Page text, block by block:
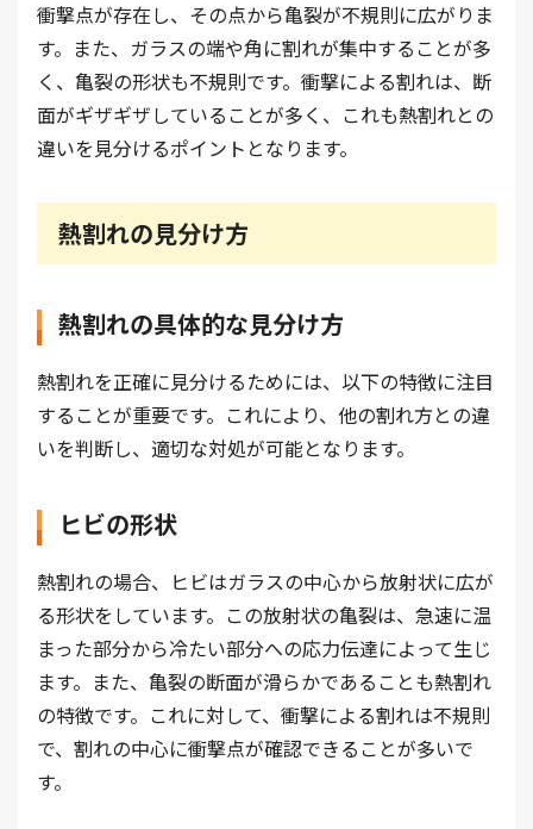
衝撃点が存在し、その点から亀裂が不規則に広がりま
す。また、ガラスの端や角に割れが集中することが多
く、亀裂の形状も不規則です。衝撃による割れは、断
面がギザギザしていることが多く、これも熱割れとの
違いを見分けるポイントとなります。
熱割れの見分け方
熱割れの具体的な見分け方
熱割れを正確に見分けるためには、以下の特徴に注目
することが重要です。これにより、他の割れ方との違
いを判断し、適切な対処が可能となります。
ヒビの形状
熱割れの場合、ヒビはガラスの中心から放射状に広が
る形状をしています。この放射状の亀裂は、急速に温
まった部分から冷たい部分への応力伝達によって生じ
ます。また、亀裂の断面が滑らかであることも熱割れ
の特徴です。これに対して、衝撃による割れは不規則
で、割れの中心に衝撃点が確認できることが多いで
す。